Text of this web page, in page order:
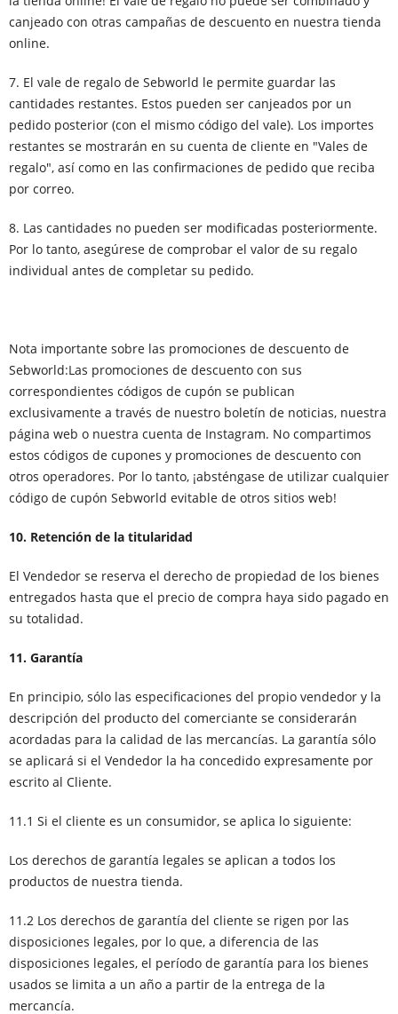
canjeado con otras campañas de descuento en nuestra tienda
online.
7. El vale de regalo de Sebworld le permite guardar las
cantidades restantes. Estos pueden ser canjeados por un
pedido posterior (con el mismo código del vale). Los importes
restantes se mostrarán en su cuenta de cliente en "Vales de
regalo", así como en las confirmaciones de pedido que reciba
por correo.
8. Las cantidades no pueden ser modificadas posteriormente.
Por lo tanto, asegúrese de comprobar el valor de su regalo
individual antes de completar su pedido.
Nota importante sobre las promociones de descuento de
Sebworld:Las promociones de descuento con sus
correspondientes códigos de cupón se publican
exclusivamente a través de nuestro boletín de noticias, nuestra
página web o nuestra cuenta de Instagram. No compartimos
estos códigos de cupones y promociones de descuento con
otros operadores. Por lo tanto, ¡absténgase de utilizar cualquier
código de cupón Sebworld evitable de otros sitios web!
10. Retención de la titularidad
El Vendedor se reserva el derecho de propiedad de los bienes
entregados hasta que el precio de compra haya sido pagado en
su totalidad.
11. Garantía
En principio, sólo las especificaciones del propio vendedor y la
descripción del producto del comerciante se considerarán
acordadas para la calidad de las mercancías. La garantía sólo
se aplicará si el Vendedor la ha concedido expresamente por
escrito al Cliente.
11.1 Si el cliente es un consumidor, se aplica lo siguiente:
Los derechos de garantía legales se aplican a todos los
productos de nuestra tienda.
11.2 Los derechos de garantía del cliente se rigen por las
disposiciones legales, por lo que, a diferencia de las
disposiciones legales, el período de garantía para los bienes
usados se limita a un año a partir de la entrega de la
mercancía.